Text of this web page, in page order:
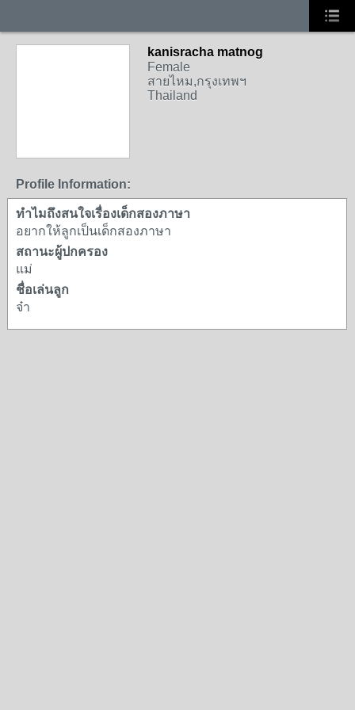
kanisracha matnog
Female
สายไหม,กรุงเทพฯ
Thailand
Profile Information:
ทำไมถึงสนใจเรื่องเด็กสองภาษา
อยากให้ลูกเป็นเด็กสองภาษา
สถานะผู้ปกครอง
แม่
ชื่อเล่นลูก
จ๋า